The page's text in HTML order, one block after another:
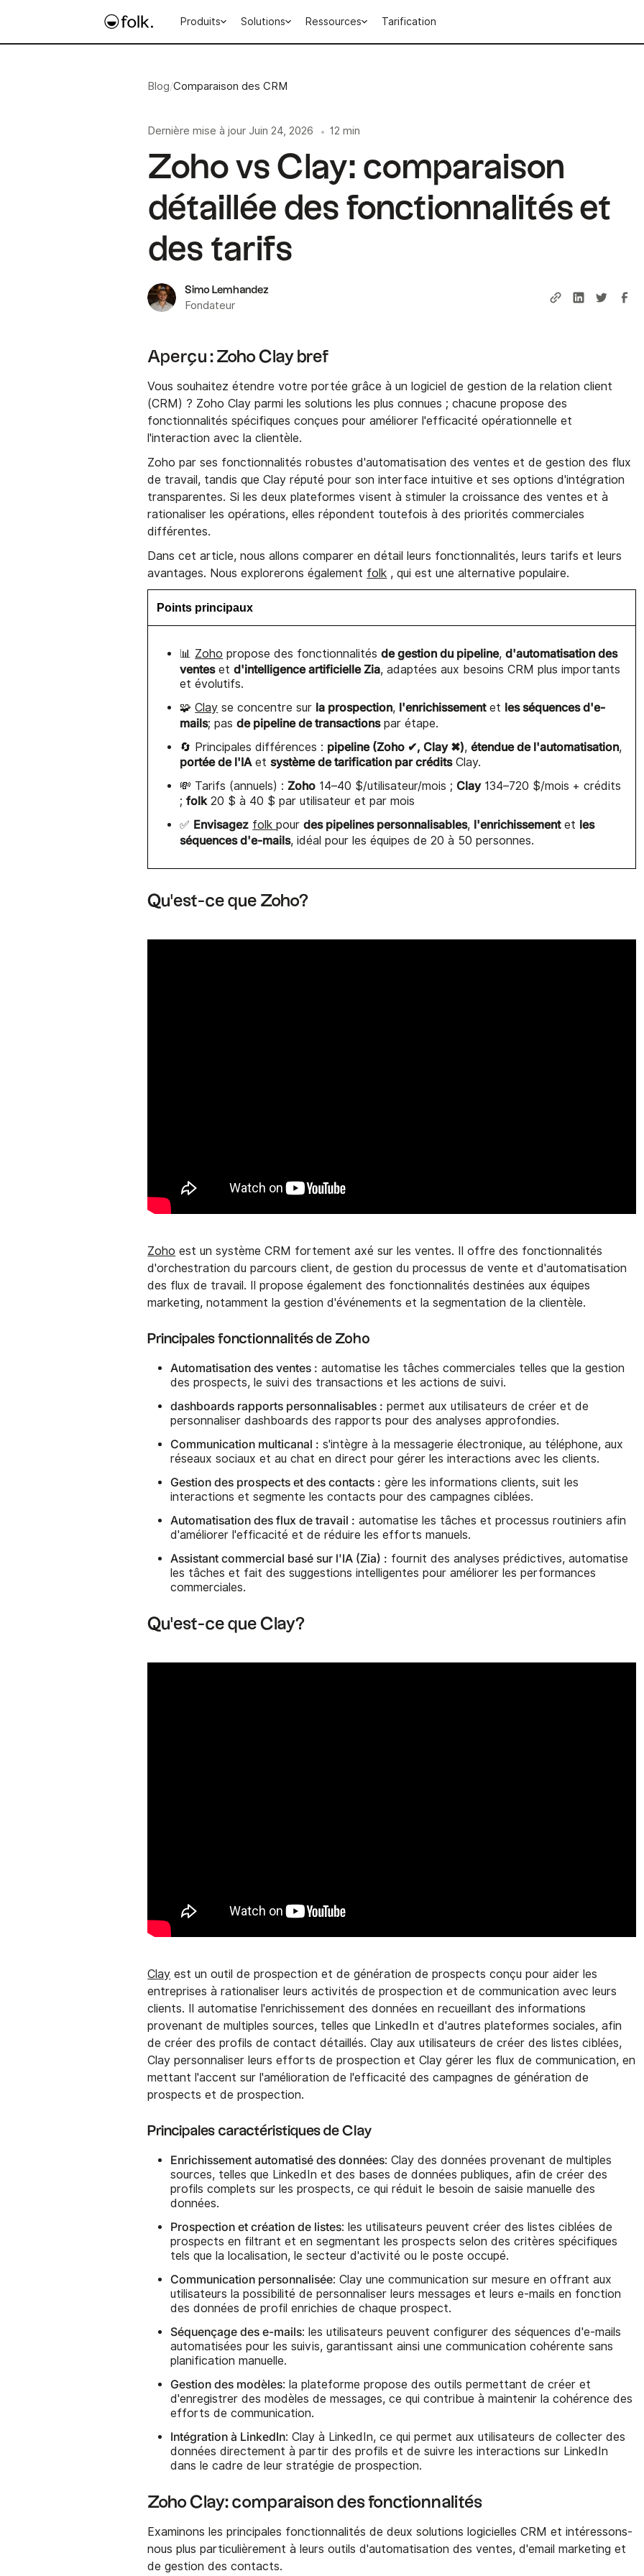
Produits Solutions Ressources Tarification
Blog/Comparaison des CRM
Dernière mise à jour Juin 24, 2026 • 12 min
Zoho vs Clay: comparaison
détaillée des fonctionnalités et
des tarifs
Simo Lemhandez
Fondateur
Aperçu : Zoho Clay bref
Vous souhaitez étendre votre portée grâce à un logiciel de gestion de la relation client
(CRM) ? Zoho Clay parmi les solutions les plus connues ; chacune propose des
fonctionnalités spécifiques conçues pour améliorer l'efficacité opérationnelle et
l'interaction avec la clientèle.
Zoho par ses fonctionnalités robustes d'automatisation des ventes et de gestion des flux
de travail, tandis que Clay réputé pour son interface intuitive et ses options d'intégration
transparentes. Si les deux plateformes visent à stimuler la croissance des ventes et à
rationaliser les opérations, elles répondent toutefois à des priorités commerciales
différentes.
Dans cet article, nous allons comparer en détail leurs fonctionnalités, leurs tarifs et leurs
avantages. Nous explorerons également folk , qui est une alternative populaire.
Points principaux
📊 Zoho propose des fonctionnalitésde gestion du pipeline,d'automatisation des
ventesetd'intelligence artificielle Zia, adaptées aux besoins CRM plus importants
et évolutifs.
🧩Clay se concentre sur la prospection, l'enrichissementet les séquences d'e-
mails; pasde pipeline de transactionspar étape.
🔄 Principales différences : pipeline (Zoho ✔, Clay ✖),étendue de l'automatisation,
portée de l'IAetsystème de tarification par créditsClay.
💸 Tarifs (annuels) :Zoho 14–40 $/utilisateur/mois ;Clay134–720 $/mois + crédits
;folk20 $ à 40 $ par utilisateur et par mois
✅ Envisagez folkpourdes pipelines personnalisables, l'enrichissementet les
séquences d'e-mails, idéal pour les équipes de 20 à 50 personnes.
Qu'est-ce que Zoho?
Zoho est un système CRM fortement axé sur les ventes. Il offre des fonctionnalités
d'orchestration du parcours client, de gestion du processus de vente et d'automatisation
des flux de travail. Il propose également des fonctionnalités destinées aux équipes
marketing, notamment la gestion d'événements et la segmentation de la clientèle.
Principales fonctionnalités de Zoho
Automatisation des ventes : automatise les tâches commerciales telles que la gestion
des prospects, le suivi des transactions et les actions de suivi.
dashboards rapports personnalisables : permet aux utilisateurs de créer et de
personnaliser dashboards des rapports pour des analyses approfondies.
Communication multicanal : s'intègre à la messagerie électronique, au téléphone, aux
réseaux sociaux et au chat en direct pour gérer les interactions avec les clients.
Gestion des prospects et des contacts : gère les informations clients, suit les
interactions et segmente les contacts pour des campagnes ciblées.
Automatisation des flux de travail : automatise les tâches et processus routiniers afin
d'améliorer l'efficacité et de réduire les efforts manuels.
Assistant commercial basé sur l'IA (Zia) : fournit des analyses prédictives, automatise
les tâches et fait des suggestions intelligentes pour améliorer les performances
commerciales.
Qu'est-ce que Clay?
Clay est un outil de prospection et de génération de prospects conçu pour aider les
entreprises à rationaliser leurs activités de prospection et de communication avec leurs
clients. Il automatise l'enrichissement des données en recueillant des informations
provenant de multiples sources, telles que LinkedIn et d'autres plateformes sociales, afin
de créer des profils de contact détaillés. Clay aux utilisateurs de créer des listes ciblées,
Clay personnaliser leurs efforts de prospection et Clay gérer les flux de communication, en
mettant l'accent sur l'amélioration de l'efficacité des campagnes de génération de
prospects et de prospection.
Principales caractéristiques de Clay
Enrichissement automatisé des données: Clay des données provenant de multiples
sources, telles que LinkedIn et des bases de données publiques, afin de créer des
profils complets sur les prospects, ce qui réduit le besoin de saisie manuelle des
données.
Prospection et création de listes: les utilisateurs peuvent créer des listes ciblées de
prospects en filtrant et en segmentant les prospects selon des critères spécifiques
tels que la localisation, le secteur d'activité ou le poste occupé.
Communication personnalisée: Clay une communication sur mesure en offrant aux
utilisateurs la possibilité de personnaliser leurs messages et leurs e-mails en fonction
des données de profil enrichies de chaque prospect.
Séquençage des e-mails: les utilisateurs peuvent configurer des séquences d'e-mails
automatisées pour les suivis, garantissant ainsi une communication cohérente sans
planification manuelle.
Gestion des modèles: la plateforme propose des outils permettant de créer et
d'enregistrer des modèles de messages, ce qui contribue à maintenir la cohérence des
efforts de communication.
Intégration à LinkedIn: Clay à LinkedIn, ce qui permet aux utilisateurs de collecter des
données directement à partir des profils et de suivre les interactions sur LinkedIn
dans le cadre de leur stratégie de prospection.
Zoho Clay: comparaison des fonctionnalités
Examinons les principales fonctionnalités de deux solutions logicielles CRM et intéressons-
nous plus particulièrement à leurs outils d'automatisation des ventes, d'email marketing et
de gestion des contacts.